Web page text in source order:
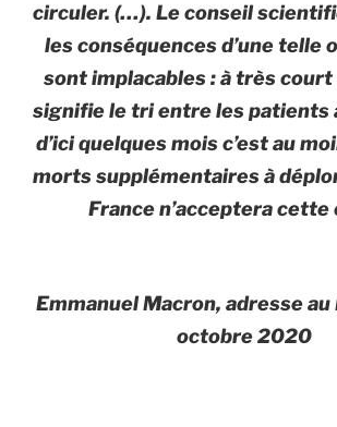
circuler. (…). Le conseil
les conséquences d’une telle
sont implacables : à très
signifie le tri entre les patients
d’ici quelques mois c’est au
morts supplémentaires à
France n’acceptera cette
Emmanuel Macron, adresse au
octobre 2020